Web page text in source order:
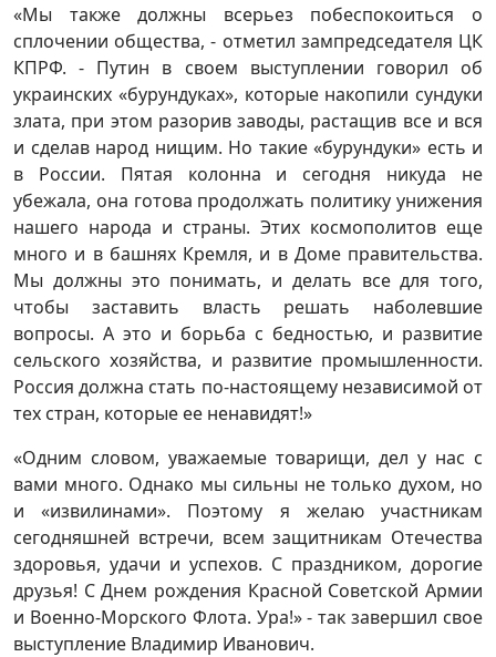
«Мы также должны всерьез побеспокоиться о
сплочении общества, - отметил зампредседателя ЦК
КПРФ. - Путин в своем выступлении говорил об
украинских «бурундуках», которые накопили сундуки
злата, при этом разорив заводы, растащив все и вся
и сделав народ нищим. Но такие «бурундуки» есть и
в России. Пятая колонна и сегодня никуда не
убежала, она готова продолжать политику унижения
нашего народа и страны. Этих космополитов еще
много и в башнях Кремля, и в Доме правительства.
Мы должны это понимать, и делать все для того,
чтобы заставить власть решать наболевшие
вопросы. А это и борьба с бедностью, и развитие
сельского хозяйства, и развитие промышленности.
Россия должна стать по-настоящему независимой от
тех стран, которые ее ненавидят!»
«Одним словом, уважаемые товарищи, дел у нас с
вами много. Однако мы сильны не только духом, но
и «извилинами». Поэтому я желаю участникам
сегодняшней встречи, всем защитникам Отечества
здоровья, удачи и успехов. С праздником, дорогие
друзья! С Днем рождения Красной Советской Армии
и Военно-Морского Флота. Ура!» - так завершил свое
выступление Владимир Иванович.